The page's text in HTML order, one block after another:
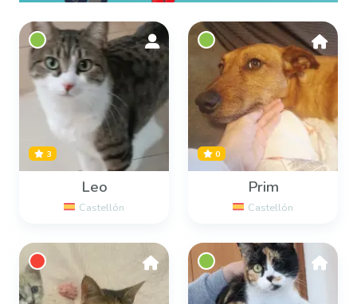
3
Leo
Castellón
0
Prim
Castellón